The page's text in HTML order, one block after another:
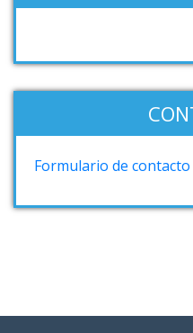
Formulario de contacto